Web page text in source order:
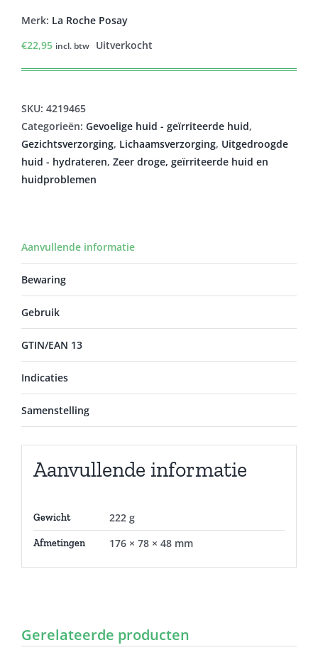
Merk: La Roche Posay
€22,95 incl. btw Uitverkocht
SKU: 4219465
Categorieën: Gevoelige huid - geïrriteerde huid,
Gezichtsverzorging, Lichaamsverzorging, Uitgedroogde
huid - hydrateren, Zeer droge, geïrriteerde huid en
huidproblemen
Aanvullende informatie
Bewaring
Gebruik
GTIN/EAN 13
Indicaties
Samenstelling
Aanvullende informatie
Gewicht 222 g
Afmetingen 176 × 78 × 48 mm
Gerelateerde producten